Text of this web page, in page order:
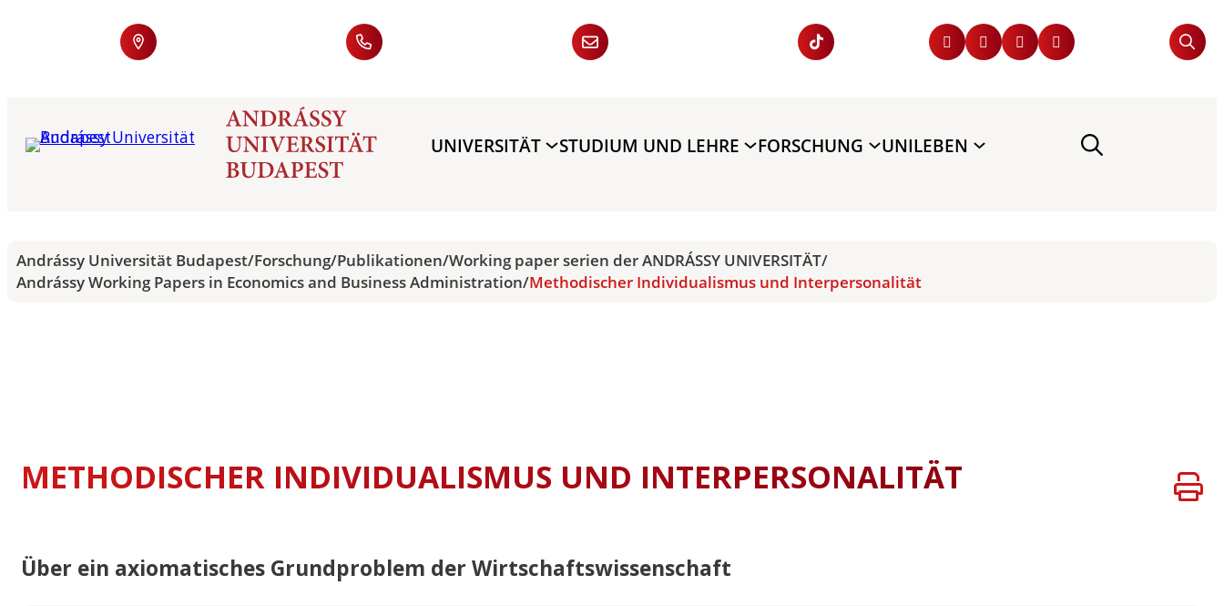
UNIVERSITÄT STUDIUM UND LEHRE FORSCHUNG UNILEBEN
Andrássy Universität Budapest/Forschung/Publikationen/Working paper serien der ANDRÁSSY UNIVERSITÄT/
Andrássy Working Papers in Economics and Business Administration/Methodischer Individualismus und Interpersonalität
METHODISCHER INDIVIDUALISMUS UND INTERPERSONALITÄT
Über ein axiomatisches Grundproblem der Wirtschaftswissenschaft